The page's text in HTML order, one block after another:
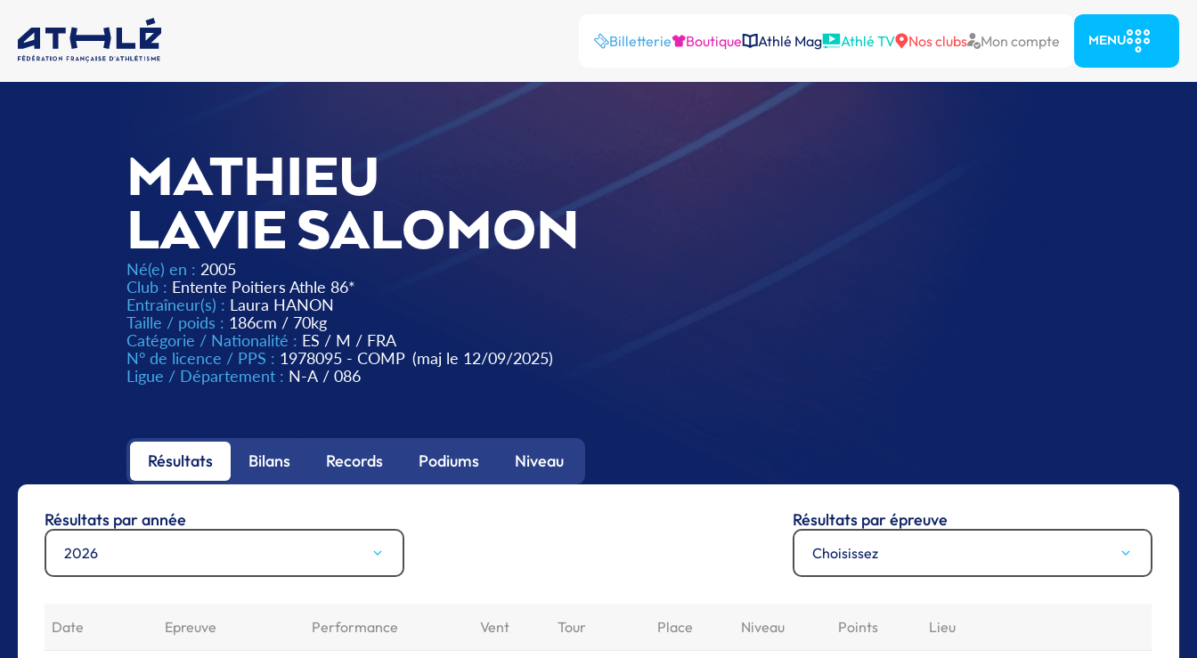
Billetterie Boutique Athlé Mag Athlé TV Nos clubs Mon compte MENU
MATHIEU
LAVIE SALOMON
Né(e) en : 2005
Club : Entente Poitiers Athle 86*
Entraîneur(s) : Laura HANON
Taille / poids : 186cm / 70kg
Catégorie / Nationalité : ES / M / FRA
N° de licence / PPS : 1978095 - COMP (maj le 12/09/2025)
Ligue / Département : N-A / 086
Résultats Bilans Records Podiums Niveau
Résultats par année
2026
Résultats par épreuve
Choisissez
Date Epreuve Performance Vent Tour Place Niveau Points Lieu